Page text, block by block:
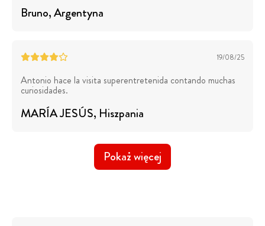
Bruno, Argentyna
19/08/25
Antonio hace la visita superentretenida contando muchas
curiosidades.
MARÍA JESÚS, Hiszpania
Pokaż więcej